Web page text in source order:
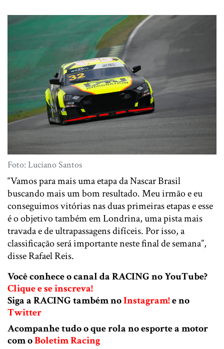
Foto: Luciano Santos
“Vamos para mais uma etapa da Nascar Brasil
buscando mais um bom resultado. Meu irmão e eu
conseguimos vitórias nas duas primeiras etapas e esse
é o objetivo também em Londrina, uma pista mais
travada e de ultrapassagens difíceis. Por isso, a
classificação será importante neste final de semana”,
disse Rafael Reis.
Você conhece o canal da RACING no YouTube?
Clique e se inscreva!
Siga a RACING também noInstagram!e no
Twitter
Acompanhe tudo o que rola no esporte a motor
com oBoletim Racing